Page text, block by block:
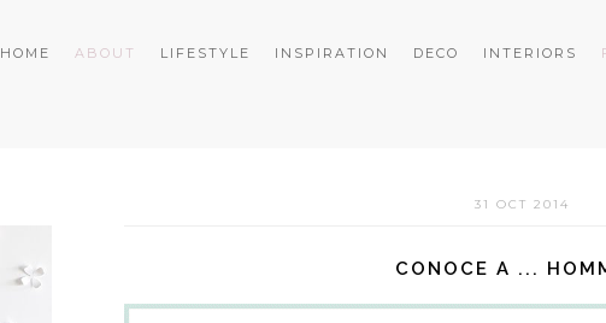
HOME ABOUT LIFESTYLE INSPIRATION DECO INTERIORS
31 OCT 2014
CONOCE A ...